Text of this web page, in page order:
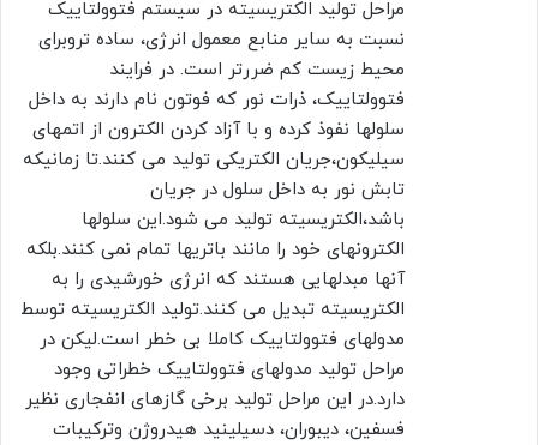
مراحل تولید الکتریسیته در سیستم فتوولتاییک
نسبت به سایر منابع معمول انرژی، ساده تروبرای
محیط زیست کم ضررتر است. در فرایند
فتوولتاییک، ذرات نور که فوتون نام دارند به داخل
سلولها نفوذ کرده و با آزاد کردن الکترون از اتمهای
سیلیکون،جریان الکتریکی تولید می کنند.تا زمانیکه
تابش نور به داخل سلول در جریان
باشد،الکتریسیته تولید می شود.این سلولها
الکترونهای خود را مانند باتریها تمام نمی کنند.بلکه
آنها مبدلهایی هستند که انرژی خورشیدی را به
الکتریسیته تبدیل می کنند.تولید الکتریسیته توسط
مدولهای فتوولتاییک کاملا بی خطر است.لیکن در
مراحل تولید مدولهای فتوولتاییک خطراتی وجود
دارد.در این مراحل تولید برخی گازهای انفجاری نظیر
فسفین، دیبوران، دسیلینید هیدروژن وترکیبات